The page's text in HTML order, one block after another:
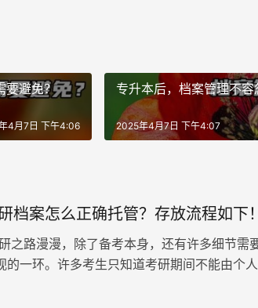
要避免？
4月7日 下午4:06
专升本后，档案管理不容
2025年4月7日 下午4:07
档案怎么正确托管？存放流程如下！
之路漫漫，除了备考本身，还有许多细节需
的一环。许多考生只知道考研期间不能由个